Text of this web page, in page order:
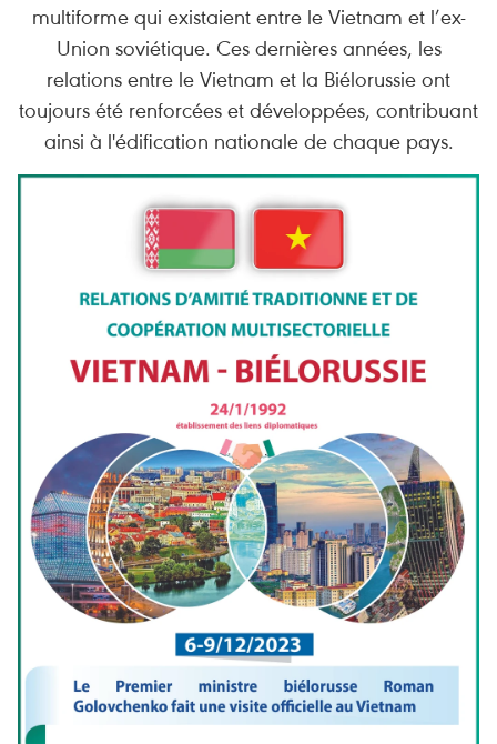
multiforme qui existaient entre le Vietnam et l’ex-
Union soviétique. Ces dernières années, les
relations entre le Vietnam et la Biélorussie ont
toujours été renforcées et développées, contribuant
ainsi à l'édification nationale de chaque pays.